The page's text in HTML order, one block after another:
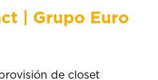
| Grupo Euro
de closet